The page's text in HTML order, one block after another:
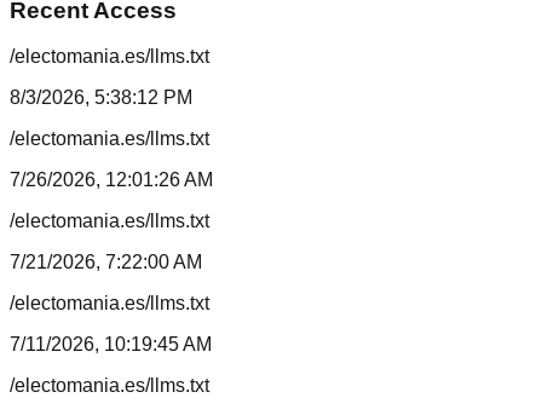
Recent Access
/electomania.es/llms.txt
8/3/2026, 5:38:12 PM
/electomania.es/llms.txt
7/26/2026, 12:01:26 AM
/electomania.es/llms.txt
7/21/2026, 7:22:00 AM
/electomania.es/llms.txt
7/11/2026, 10:19:45 AM
/electomania.es/llms.txt